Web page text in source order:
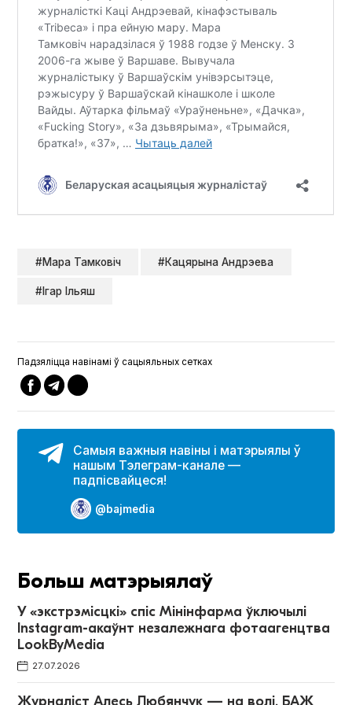
#Мара Тамковіч #Кацярына Андрэева
#Ігар Ільяш
Падзяліцца навінамі ў сацыяльных сетках
Самыя важныя навіны і матэрыялы ў
нашым Тэлеграм-канале —
падпісвайцеся!
@bajmedia
Больш матэрыялаў
У «экстрэмісцкі» спіс Мінінфарма ўключылі
Instagram-акаўнт незалежнага фотаагенцтва
LookByMedia
27.07.2026
Журналіст Алесь Любянчук — на волі. БАЖ